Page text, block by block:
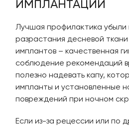
ИМПЛАНТАЦИИ
Лучшая профилактика убыли
разрастания десневой
имплантов – качественная
соблюдение рекомендаций
полезно надевать капу,
импланты и установленные
повреждений при ночном
Если из-за рецессии или по